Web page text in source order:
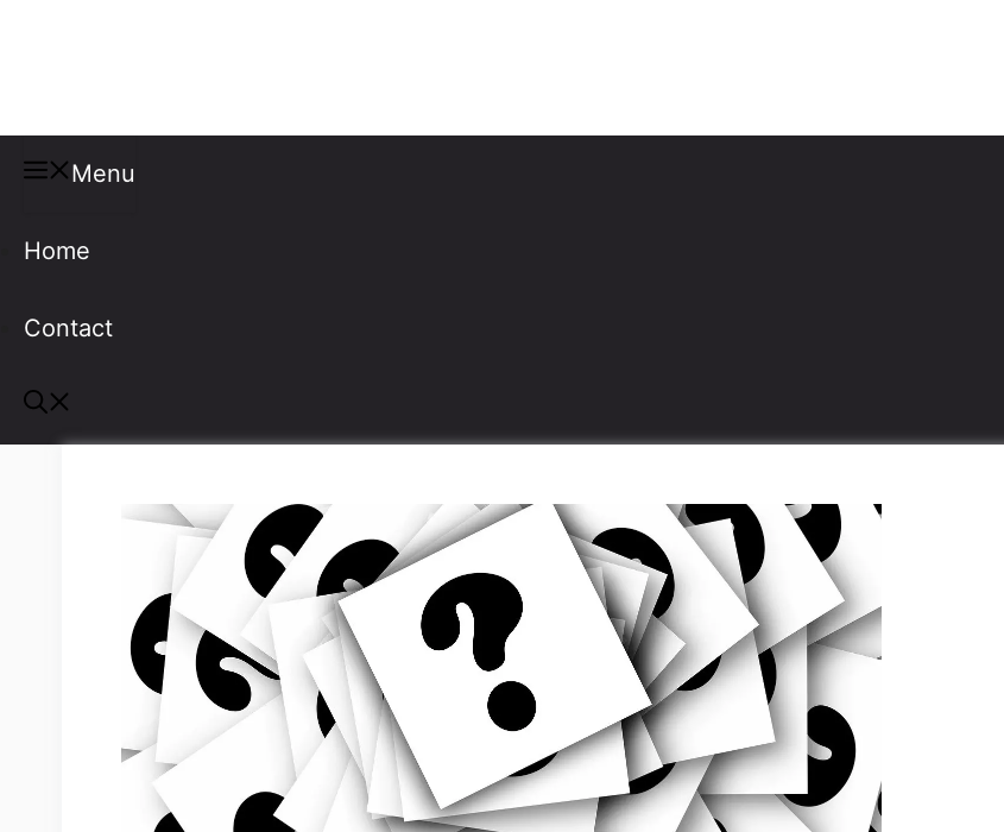
Menu
Home
Contact